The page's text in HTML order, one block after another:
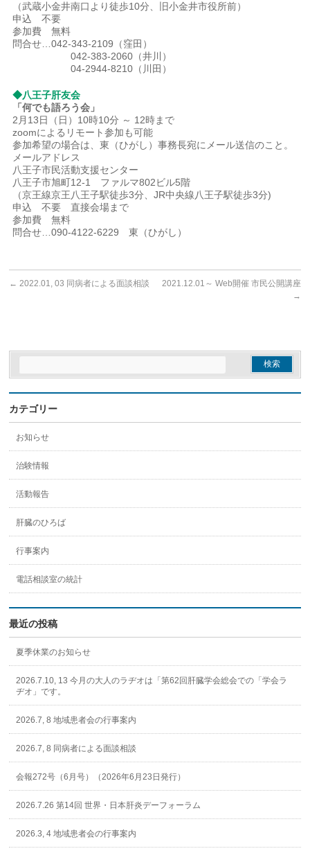
（武蔵小金井南口より徒歩10分、旧小金井市役所前）
申込 不要
参加費 無料
問合せ…042-343-2109（窪田）
042-383-2060（井川）
04-2944-8210（川田）
◆八王子肝友会
「何でも語ろう会」
2月13日（日）10時10分 ～ 12時まで
zoomによるリモート参加も可能
参加希望の場合は、東（ひがし）事務長宛にメール送信のこと。
メールアドレス
八王子市民活動支援センター
八王子市旭町12-1 ファルマ802ビル5階
（京王線京王八王子駅徒歩3分、JR中央線八王子駅徒歩3分)
申込 不要 直接会場まで
参加費 無料
問合せ…090-4122-6229 東（ひがし）
← 2022.01, 03 同病者による面談相談
2021.12.01～ Web開催 市民公開講座
→
カテゴリー
お知らせ
治験情報
活動報告
肝臓のひろば
行事案内
電話相談室の統計
最近の投稿
夏季休業のお知らせ
2026.7.10, 13 今月の大人のラヂオは「第62回肝臓学会総会での「学会ラ
ヂオ」です。
2026.7, 8 地域患者会の行事案内
2026.7, 8 同病者による面談相談
会報272号（6月号）（2026年6月23日発行）
2026.7.26 第14回 世界・日本肝炎デーフォーラム
2026.3, 4 地域患者会の行事案内